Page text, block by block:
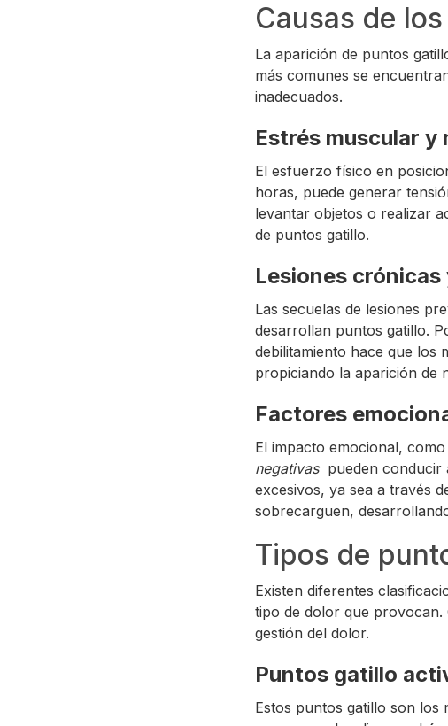
Causas de
La aparición de puntos
más comunes se
inadecuados.
Estrés muscular y
El esfuerzo físico en
horas, puede generar
levantar objetos o realizar
de puntos gatillo.
Lesiones
Las secuelas de lesiones
desarrollan puntos gatillo.
debilitamiento hace que los
propiciando la aparición de
Factores
El impacto emocional,
negativas pueden conducir
excesivos, ya sea a través
sobrecarguen,
Tipos de
Existen diferentes
tipo de dolor que provocan.
gestión del dolor.
Puntos gatillo
Estos puntos gatillo son los